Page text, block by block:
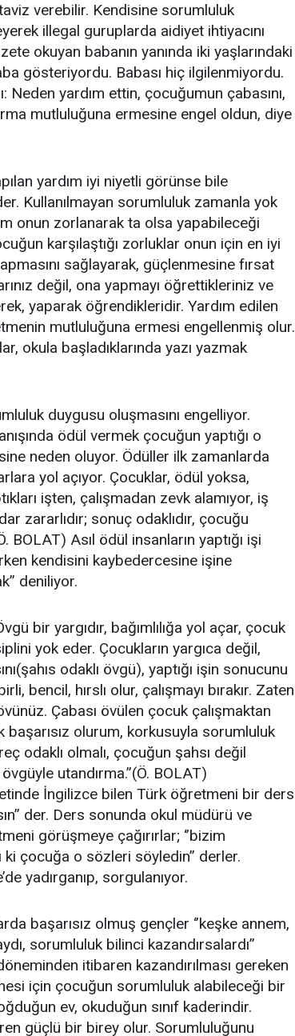
verebilir. Kendisine sorumluluk
illegal guruplarda aidiyet ihtiyacını
okuyan babanın yanında iki yaşlarındaki
gösteriyordu. Babası hiç ilgilenmiyordu.
Neden yardım ettin, çocuğumun çabasını,
mutluluğuna ermesine engel oldun, diye
yardım iyi niyetli görünse bile
Kullanılmayan sorumluluk zamanla yok
onun zorlanarak ta olsa yapabileceği
karşılaştığı zorluklar onun için en iyi
sağlayarak, güçlenmesine fırsat
değil, ona yapmayı öğrettikleriniz ve
yaparak öğrendikleridir. Yardım edilen
mutluluğuna ermesi engellenmiş olur.
okula başladıklarında yazı yazmak
duygusu oluşmasını engelliyor.
ödül vermek çocuğun yaptığı o
neden oluyor. Ödüller ilk zamanlarda
yol açıyor. Çocuklar, ödül yoksa,
işten, çalışmadan zevk alamıyor, iş
zararlıdır; sonuç odaklıdır, çocuğu
BOLAT) Asıl ödül insanların yaptığı işi
kendisini kaybedercesine işine
deniliyor.
bir yargıdır, bağımlılığa yol açar, çocuk
yok eder. Çocukların yargıca değil,
odaklı övgü), yaptığı işin sonucunu
bencil, hırslı olur, çalışmayı bırakır. Zaten
övünüz. Çabası övülen çocuk çalışmaktan
başarısız olurum, korkusuyla sorumluluk
odaklı olmalı, çocuğun şahsı değil
utandırma.’’(Ö. BOLAT)
İngilizce bilen Türk öğretmeni bir ders
der. Ders sonunda okul müdürü ve
görüşmeye çağırırlar; ‘’bizim
çocuğa o sözleri söyledin’’ derler.
yadırganıp, sorgulanıyor.
başarısız olmuş gençler ‘’keşke annem,
sorumluluk bilinci kazandırsalardı’’
itibaren kazandırılması gereken
için çocuğun sorumluluk alabileceği bir
ev, okuduğun sınıf kaderindir.
güçlü bir birey olur. Sorumluluğunu